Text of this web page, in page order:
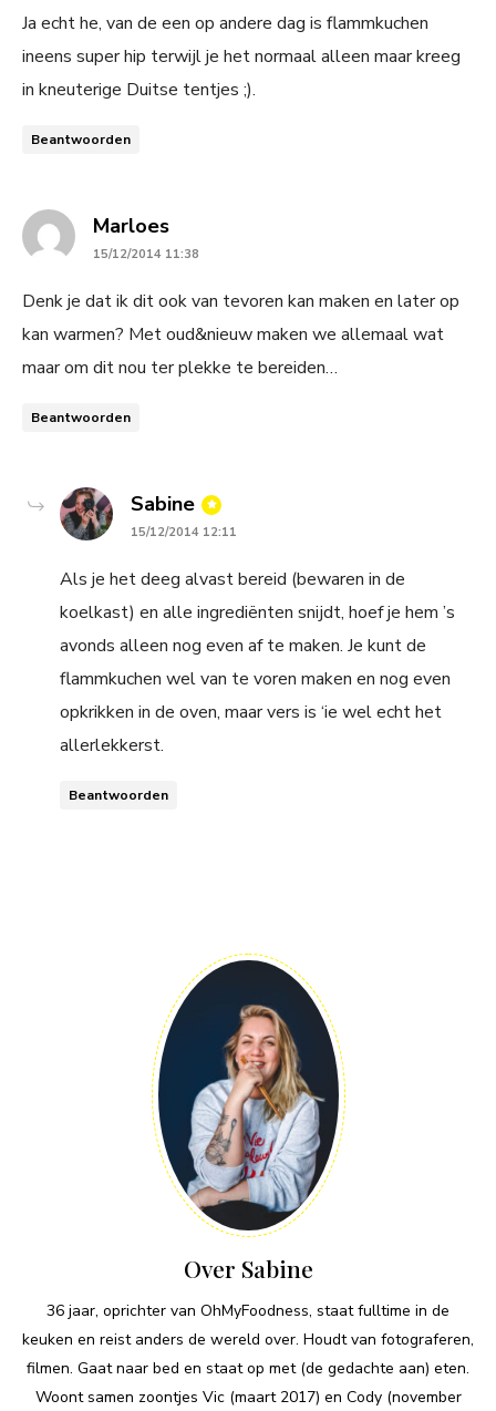
Ja echt he, van de een op andere dag is flammkuchen
ineens super hip terwijl je het normaal alleen maar kreeg
in kneuterige Duitse tentjes ;).
Beantwoorden
Marloessays:
15/12/2014 11:38
Denk je dat ik dit ook van tevoren kan maken en later op
kan warmen? Met oud&nieuw maken we allemaal wat
maar om dit nou ter plekke te bereiden…
Beantwoorden
Sabine says:
15/12/2014 12:11
Als je het deeg alvast bereid (bewaren in de
koelkast) en alle ingrediënten snijdt, hoef je hem ’s
avonds alleen nog even af te maken. Je kunt de
flammkuchen wel van te voren maken en nog even
opkrikken in de oven, maar vers is ‘ie wel echt het
allerlekkerst.
Beantwoorden
Over Sabine
36 jaar, oprichter van OhMyFoodness, staat fulltime in de
keuken en reist anders de wereld over. Houdt van fotograferen,
filmen. Gaat naar bed en staat op met (de gedachte aan) eten.
Woont samen zoontjes Vic (maart 2017) en Cody (november